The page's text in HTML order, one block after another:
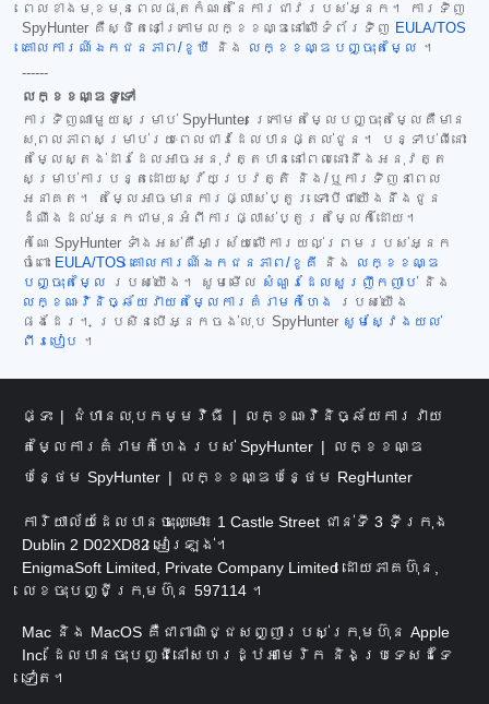
ពេលខាងមុខមុនពេលផុតកំណត់នៃការជាវរបស់អ្នក។ ការទិញ
SpyHunter គឺស្ថិតនៅក្រោមលក្ខខណ្ឌនៅលើទំព័រទិញ EULA/TOS
គោលការណ៍ឯកជនភាព/ខូឃី
និង លក្ខខណ្ឌបញ្ចុះតម្លៃ ។
------
លក្ខខណ្ឌទូទៅ
ការទិញណាមួយសម្រាប់ SpyHunter ក្រោមតម្លៃបញ្ចុះតម្លៃគឺមាន
សុពលភាពសម្រាប់រយៈពេលជាវដែលបានផ្តល់ជូន។ បន្ទាប់ពីនោះ
តម្លៃស្តង់ដារដែលអាចអនុវត្តបាននៅពេលនោះនឹងអនុវត្ត
សម្រាប់ការបន្តដោយស្វ័យប្រវត្តិ និង/ឬការទិញនាពេល
អនាគត។ តម្លៃអាចមានការផ្លាស់ប្តូរ ទោះបីជាយើងនឹងជូន
ដំណឹងដល់អ្នកជាមុនអំពីការផ្លាស់ប្តូរតម្លៃក៏ដោយ។
កំណែ SpyHunter ទាំងអស់គឺអាស្រ័យលើការយល់ព្រមរបស់អ្នក
ចំពោះ EULA/TOS គោលការណ៍ឯកជនភាព/ខូគី និង
លក្ខខណ្ឌ
បញ្ចុះតម្លៃ
របស់យើង។ សូមមើល សំណួរដែលសួរញឹកញាប់ និង
លក្ខណៈវិនិច្ឆ័យវាយតម្លៃការគំរាមកំហែង
របស់យើង
ផងដែរ។ ប្រសិនបើអ្នកចង់លុប SpyHunter សូមស្វែងយល់
ពីរបៀប ។
ផ្ទះ ជំហានលុបកម្មវិធី
លក្ខណៈវិនិច្ឆ័យការវាយ
តម្លៃការគំរាមកំហែងរបស់ SpyHunter
លក្ខខណ្ឌ
បន្ថែម SpyHunter
លក្ខខណ្ឌបន្ថែម RegHunter
ការិយាល័យដែលបានចុះឈ្មោះ៖ 1 Castle Street ជាន់ទី 3 ទីក្រុង
Dublin 2 D02XD82 អៀរឡង់។
EnigmaSoft Limited, Private Company Limited ដោយភាគហ៊ុន,
លេខចុះបញ្ជីក្រុមហ៊ុន 597114 ។
Mac និង MacOS គឺជាពាណិជ្ជសញ្ញារបស់ក្រុមហ៊ុន Apple
Inc. ដែលបានចុះបញ្ជីនៅសហរដ្ឋអាមេរិក និងប្រទេសដទៃ
ទៀត។